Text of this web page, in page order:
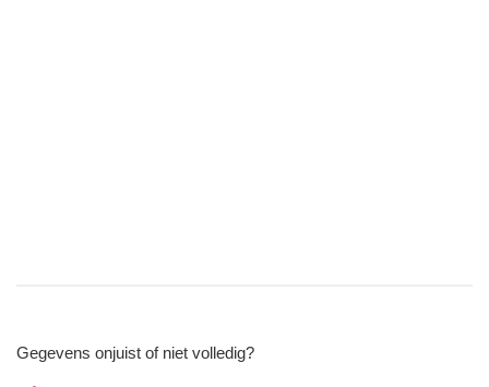
Gegevens onjuist of niet volledig?